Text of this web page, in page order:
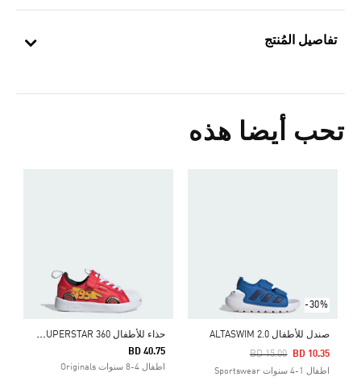
تفاصيل المُنتج
تحب أيضا هذه
-30%
صندل للأطفال ALTASWIM 2.0
Price Reduced From
BD 15.00
To BD 10.35
اطفال 1-4 سنوات Sportswear
ح
ذاء للأطفال ADIDAS PIXAR CARS ADIFOM SUPERSTAR 360
BD 40.75
اطفال 4-8 سنوات Originals